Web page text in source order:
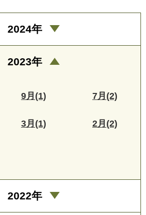
2024年
2023年
9月(1) 7月(2)
3月(1) 2月(2)
2022年